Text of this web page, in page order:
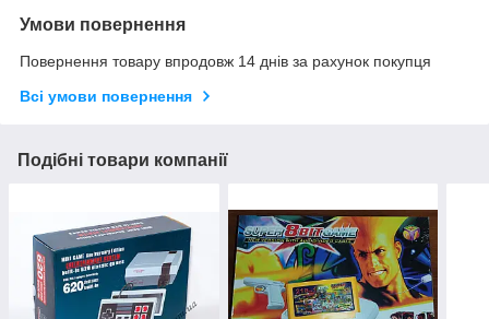
Умови повернення
Повернення товару впродовж 14 днів за рахунок покупця
Всі умови повернення
Подібні товари компанії